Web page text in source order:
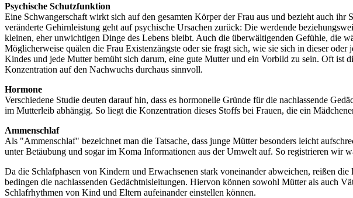
Psychische Schutzfunktion
Eine Schwangerschaft wirkt sich auf den gesamten Körper der Frau aus und bezieht auch
veränderte Gehirnleistung geht auf psychische Ursachen zurück: Die werdende
kleinen, eher unwichtigen Dinge des Lebens bleibt. Auch die überwältigenden Gefühle, die
Möglicherweise quälen die Frau Existenzängste oder sie fragt sich, wie sie sich in dieser
Kindes und jede Mutter bemüht sich darum, eine gute Mutter und ein Vorbild zu sein. Oft
Konzentration auf den Nachwuchs durchaus sinnvoll.
Hormone
Verschiedene Studie deuten darauf hin, dass es hormonelle Gründe für die nachlassende
im Mutterleib abhängig. So liegt die Konzentration dieses Stoffs bei Frauen, die ein
Ammenschlaf
Als "Ammenschlaf" bezeichnet man die Tatsache, dass junge Mütter besonders leicht
unter Betäubung und sogar im Koma Informationen aus der Umwelt auf. So registrieren wir
Da die Schlafphasen von Kindern und Erwachsenen stark voneinander abweichen, reißen
bedingen die nachlassenden Gedächtnisleitungen. Hiervon können sowohl Mütter als auch
Schlafrhythmen von Kind und Eltern aufeinander einstellen können.